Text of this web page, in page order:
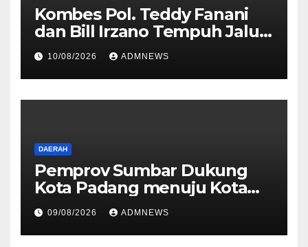
Kombes Pol. Teddy Fanani
dan Bill Irzano Tempuh Jalur
Damai Akhiri Perselisihan
Diselesaikan Secara
Kekeluargaan
10/08/2026 ADMNEWS
DAERAH
Pemprov Sumbar Dukung
Kota Padang menuju Kota
Gastronomi Internasional
09/08/2026 ADMNEWS